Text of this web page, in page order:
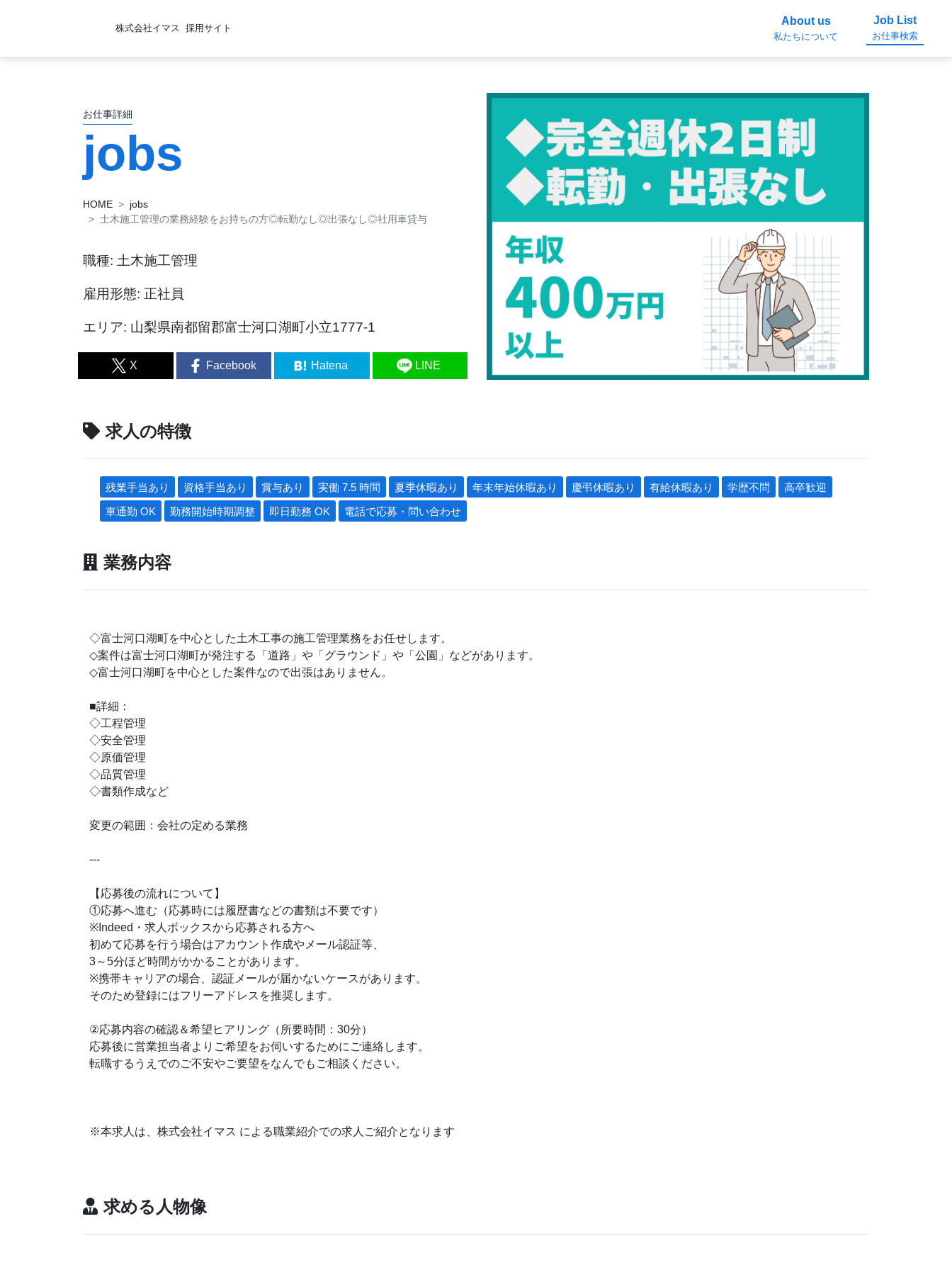
株式会社イマス 採用サイト
About us
私たちについて
Job List
お仕事検索
お仕事詳細
jobs
HOME
jobs
土木施工管理の業務経験をお持ちの方◎転勤なし◎出張なし◎社用車貸与
職種: 土木施工管理
雇用形態: 正社員
エリア: 山梨県南都留郡富士河口湖町小立1777-1
X Facebook Hatena LINE
求人の特徴
残業手当あり 資格手当あり 賞与あり 実働 7.5 時間 夏季休暇あり 年末年始休暇あり 慶弔休暇あり 有給休暇あり 学歴不問
高卒歓迎
車通勤 OK
勤務開始時期調整 即日勤務 OK 電話で応募・問い合わせ
業務内容
◇富士河口湖町を中心とした土木工事の施工管理業務をお任せします。
◇案件は富士河口湖町が発注する「道路」や「グラウンド」や「公園」などがあります。
◇富士河口湖町を中心とした案件なので出張はありません。
■詳細：
◇工程管理
◇安全管理
◇原価管理
◇品質管理
◇書類作成など
変更の範囲：会社の定める業務
---
【応募後の流れについて】
①応募へ進む（応募時には履歴書などの書類は不要です）
※Indeed・求人ボックスから応募される方へ
初めて応募を行う場合はアカウント作成やメール認証等、
3～5分ほど時間がかかることがあります。
※携帯キャリアの場合、認証メールが届かないケースがあります。
そのため登録にはフリーアドレスを推奨します。
②応募内容の確認＆希望ヒアリング（所要時間：30分）
応募後に営業担当者よりご希望をお伺いするためにご連絡します。
転職するうえでのご不安やご要望をなんでもご相談ください。
※本求人は、株式会社イマス による職業紹介での求人ご紹介となります
求める人物像